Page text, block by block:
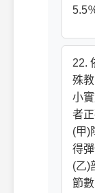
5.5
22.
殊
小
者
(甲)
得
(乙)
節